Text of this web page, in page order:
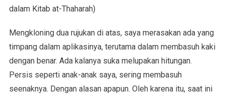
dalam Kitab at-Thaharah)
Mengkloning dua rujukan di atas, saya merasakan ada yang
timpang dalam aplikasinya, terutama dalam membasuh kaki
dengan benar. Ada kalanya suka melupakan hitungan.
Persis seperti anak-anak saya, sering membasuh
seenaknya. Dengan alasan apapun. Oleh karena itu, saat ini